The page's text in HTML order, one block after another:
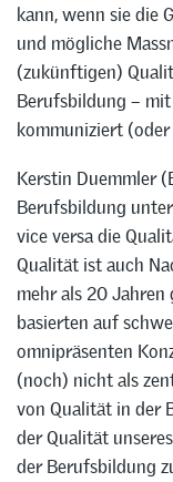
kann, wenn sie die
und mögliche
(zukünftigen)
Berufsbildung –
kommuniziert
Kerstin Duemmler
Berufsbildung
vice versa die
Qualität ist auch
mehr als 20 Jahren
basierten auf
omnipräsenten
(noch) nicht als
von Qualität in der
der Qualität
der Berufsbildung